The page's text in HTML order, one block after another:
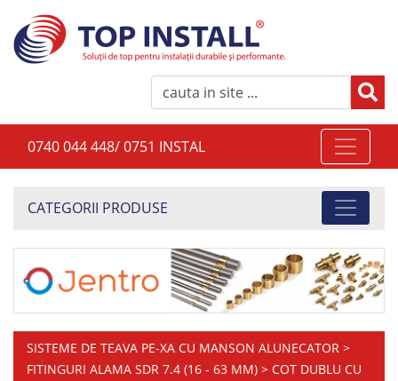
0740 044 448/ 0751 INSTAL
CATEGORII PRODUSE
SISTEME DE TEAVA PE-XA CU MANSON ALUNECATOR >
FITINGURI ALAMA SDR 7.4 (16 - 63 MM) > COT DUBLU CU